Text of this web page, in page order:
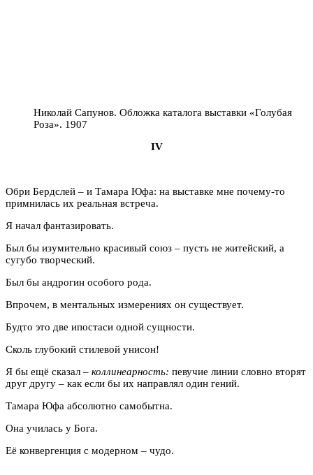
Николай Сапунов. Обложка каталога выставки «Голубая
Роза». 1907
IV
Обри Бердслей – и Тамара Юфа: на выставке мне почему-то
примнилась их реальная встреча.
Я начал фантазировать.
Был бы изумительно красивый союз – пусть не житейский, а
сугубо творческий.
Был бы андрогин особого рода.
Впрочем, в ментальных измерениях он существует.
Будто это две ипостаси одной сущности.
Сколь глубокий стилевой унисон!
Я бы ещё сказал – коллинеарность: певучие линии словно вторят
друг другу – как если бы их направлял один гений.
Тамара Юфа абсолютно самобытна.
Она училась у Бога.
Её конвергенция с модерном – чудо.